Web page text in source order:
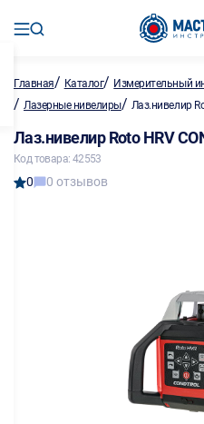
Главная/ Каталог/ Измерительный
/ Лазерные нивелиры/ Лаз.нивелир
Лаз.нивелир Roto HRV
Код товара: 42553
0 0 отзывов